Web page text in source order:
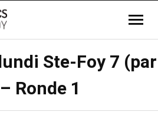
Ste-Foy 7 (par
Ronde 1